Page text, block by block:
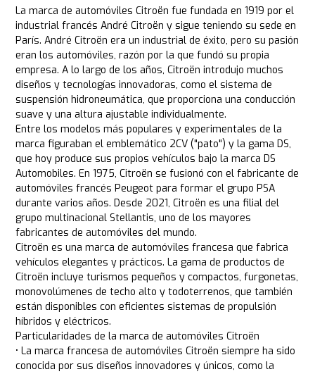
La marca de automóviles Citroën fue fundada en 1919 por el
industrial francés André Citroën y sigue teniendo su sede en
París. André Citroën era un industrial de éxito, pero su pasión
eran los automóviles, razón por la que fundó su propia
empresa. A lo largo de los años, Citroën introdujo muchos
diseños y tecnologías innovadoras, como el sistema de
suspensión hidroneumática, que proporciona una conducción
suave y una altura ajustable individualmente.
Entre los modelos más populares y experimentales de la
marca figuraban el emblemático 2CV ("pato") y la gama DS,
que hoy produce sus propios vehículos bajo la marca DS
Automobiles. En 1975, Citroën se fusionó con el fabricante de
automóviles francés Peugeot para formar el grupo PSA
durante varios años. Desde 2021, Citroën es una filial del
grupo multinacional Stellantis, uno de los mayores
fabricantes de automóviles del mundo.
Citroën es una marca de automóviles francesa que fabrica
vehículos elegantes y prácticos. La gama de productos de
Citroën incluye turismos pequeños y compactos, furgonetas,
monovolúmenes de techo alto y todoterrenos, que también
están disponibles con eficientes sistemas de propulsión
híbridos y eléctricos.
Particularidades de la marca de automóviles Citroën
• La marca francesa de automóviles Citroën siempre ha sido
conocida por sus diseños innovadores y únicos, como la